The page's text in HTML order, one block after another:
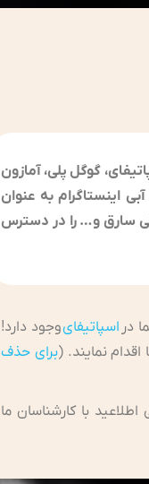
گوگل پلی، آمازون
اینستاگرام به عنوان
سارق و… را در دسترس
در اسپاتیفایوجود دارد!
نمایند. (برای حذف
با کارشناسان ما